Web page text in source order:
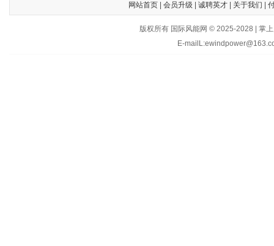
网站首页| 会员升级 诚聘英才| 关于我们
版权所有 国际风能网 © 2025-2028 | 掌
E-